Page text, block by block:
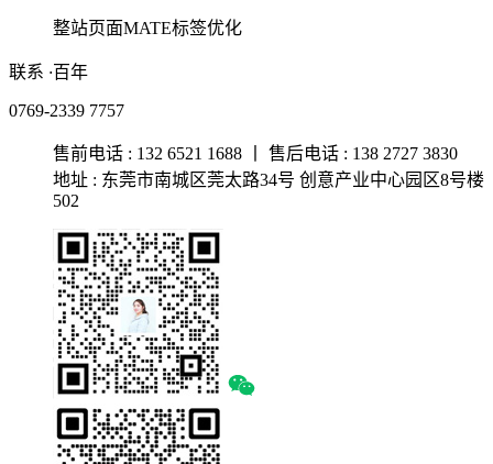
整站页面MATE标签优化
联系 ·百年
0769-2339 7757
售前电话 : 132 6521 1688 丨 售后电话 : 138 2727 3830
地址 : 东莞市南城区莞太路34号 创意产业中心园区8号楼
502